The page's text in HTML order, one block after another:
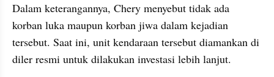
Dalam keterangannya, Chery menyebut tidak ada
korban luka maupun korban jiwa dalam kejadian
tersebut. Saat ini, unit kendaraan tersebut diamankan di
diler resmi untuk dilakukan investasi lebih lanjut.